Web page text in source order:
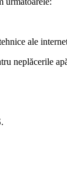
ale
neplăcerile